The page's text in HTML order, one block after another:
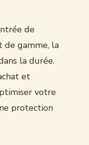
de
de gamme, la
la durée.
et
votre
protection